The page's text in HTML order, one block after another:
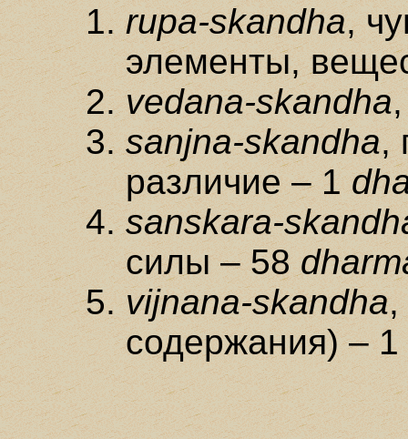
rupa-skandha,
элементы,
vedana-skandha
sanjna-skandha,
различие – 1
sanskara-
силы – 58
vijnana-skandha
содержания) – 1